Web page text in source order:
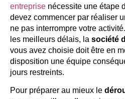
entreprise nécessite une étape
devez commencer par réaliser
ne pas interrompre votre
les meilleurs délais, la société
vous avez choisie doit être en
disposition une équipe
jours restreints.
Pour préparer au mieux le